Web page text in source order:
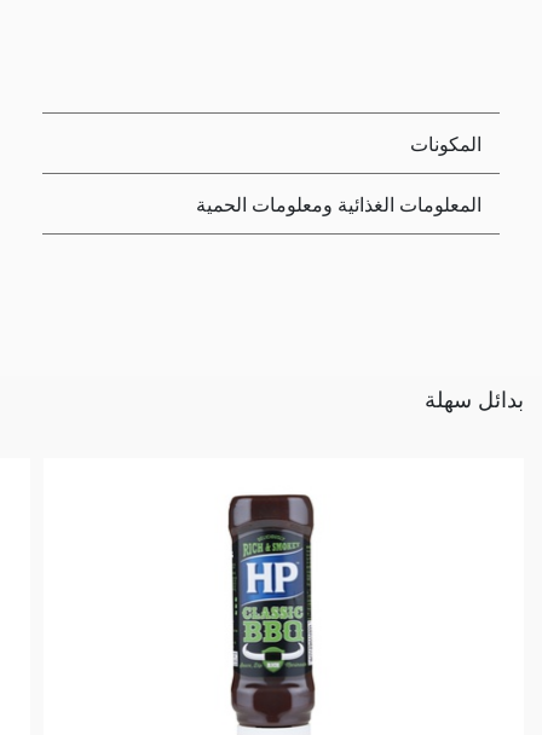
المكونات
المعلومات الغذائية ومعلومات الحمية
بدائل سهلة